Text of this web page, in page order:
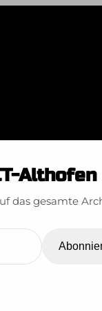
Althofen
das gesamte